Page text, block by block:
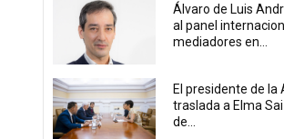
Álvaro de Luis
al panel
mediadores en...
El presidente de la
traslada a Elma
de...